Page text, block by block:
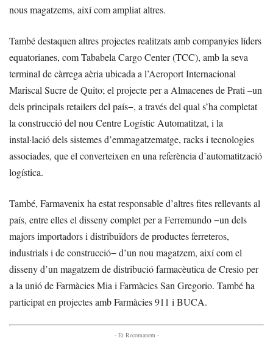
nous magatzems, així com ampliat altres.
També destaquen altres projectes realitzats amb companyies líders
equatorianes, com Tababela Cargo Center (TCC), amb la seva
terminal de càrrega aèria ubicada a l’Aeroport Internacional
Mariscal Sucre de Quito; el projecte per a Almacenes de Prati –un
dels principals retailers del país−, a través del qual s’ha completat
la construcció del nou Centre Logístic Automatitzat, i la
instal·lació dels sistemes d’emmagatzematge, racks i tecnologies
associades, que el converteixen en una referència d’automatització
logística.
També, Farmavenix ha estat responsable d’altres fites rellevants al
país, entre elles el disseny complet per a Ferremundo −un dels
majors importadors i distribuïdors de productes ferreteros,
industrials i de construcció− d’un nou magatzem, així com el
disseny d’un magatzem de distribució farmacèutica de Cresio per
a la unió de Farmàcies Mia i Farmàcies San Gregorio. També ha
participat en projectes amb Farmàcies 911 i BUCA.
- Et Recomanem -